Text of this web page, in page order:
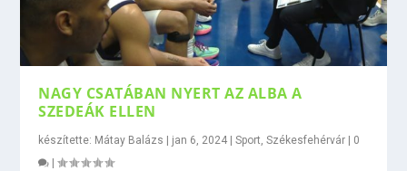
NAGY CSATÁBAN NYERT AZ ALBA A
SZEDEÁK ELLEN
készítette: Mátay Balázs jan 6, 2024 |Sport,Székesfehérvár
0
|